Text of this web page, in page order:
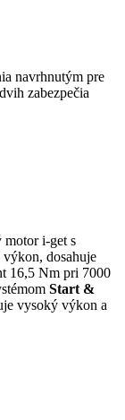
navrhnutým pre
zabezpečia
i-get s
dosahuje
16,5 Nm pri 7000
Start &
vysoký výkon a